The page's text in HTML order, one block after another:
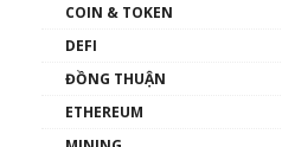
00:39:31
Phổ cập Blockchain
COIN & TOKEN
DEFI
ĐỒNG THUẬN
ETHEREUM